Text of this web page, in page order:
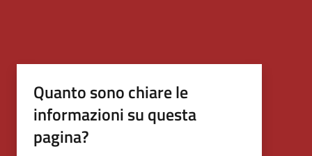
Quanto sono chiare le
informazioni su questa
pagina?